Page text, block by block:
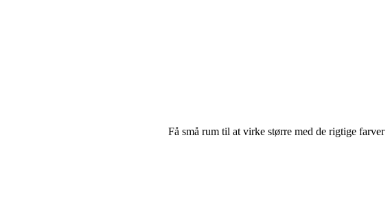
Få små rum til at virke større med de rigtige farver